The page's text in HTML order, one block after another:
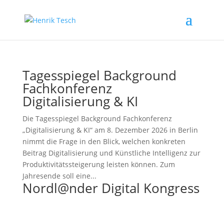
Tagesspiegel Background
Fachkonferenz
Digitalisierung & KI
Die Tagesspiegel Background Fachkonferenz
„Digitalisierung & KI“ am 8. Dezember 2026 in Berlin
nimmt die Frage in den Blick, welchen konkreten
Beitrag Digitalisierung und Künstliche Intelligenz zur
Produktivitätssteigerung leisten können. Zum
Jahresende soll eine...
Nordl@nder Digital Kongress